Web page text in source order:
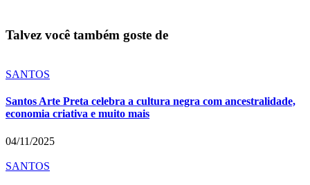
Talvez você também goste de
SANTOS
Santos Arte Preta celebra a cultura negra com ancestralidade,
economia criativa e muito mais
04/11/2025
SANTOS